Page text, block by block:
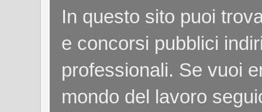
In questo sito puoi
e concorsi pubblici
professionali. Se vuoi
mondo del lavoro